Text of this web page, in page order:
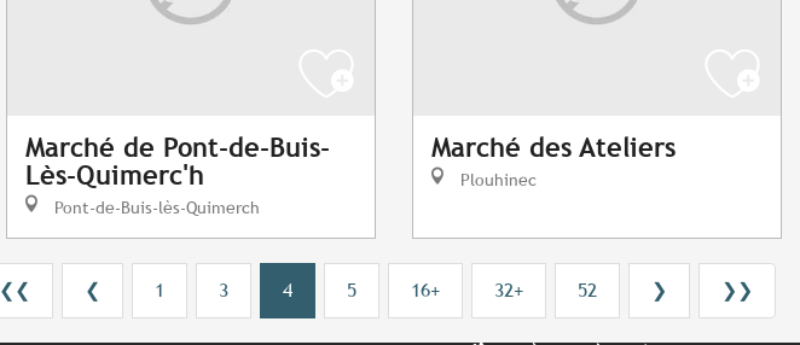
Marché de Pont-de-Buis-
Lès-Quimerc'h
Pont-de-Buis-lès-Quimerch
Marché des Ateliers
Plouhinec
❮❮ ❮ 1 3 4 5 16+ 32+ 52 ❯ ❯❯